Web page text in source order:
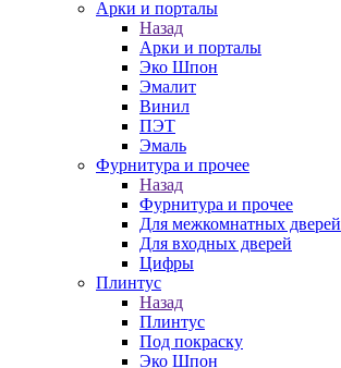
Арки и порталы
Назад
Арки и порталы
Эко Шпон
Эмалит
Винил
ПЭТ
Эмаль
Фурнитура и прочее
Назад
Фурнитура и прочее
Для межкомнатных дверей
Для входных дверей
Цифры
Плинтус
Назад
Плинтус
Под покраску
Эко Шпон